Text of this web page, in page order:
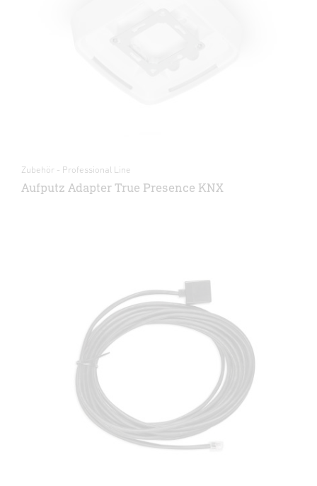
Zubehör - Professional Line
Aufputz Adapter True Presence KNX